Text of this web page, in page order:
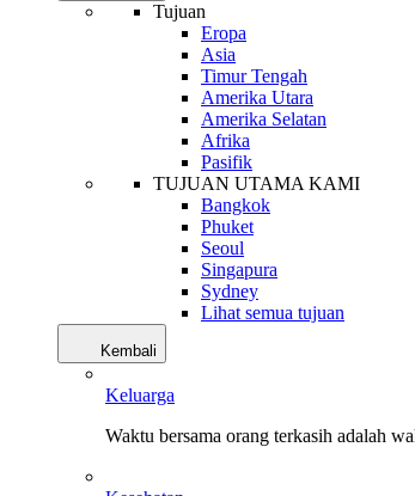
Tujuan
Eropa
Asia
Timur Tengah
Amerika Utara
Amerika Selatan
Afrika
Pasifik
TUJUAN UTAMA KAMI
Bangkok
Phuket
Seoul
Singapura
Sydney
Lihat semua tujuan
Kembali
Keluarga
Waktu bersama orang terkasih adalah